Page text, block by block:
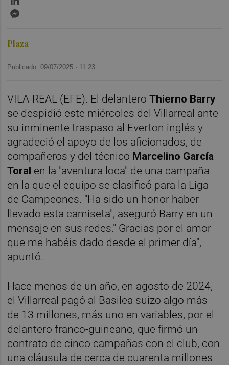
Plaza
Publicado: 09/07/2025 · 11:23
VILA-REAL (EFE). El delanteroThierno Barry
se despidió este miércoles del Villarreal ante
su inminente traspaso al Everton inglés y
agradeció el apoyo de los aficionados, de
compañeros y del técnico Marcelino García
Toral en la "aventura loca" de una campaña
en la que el equipo se clasificó para la Liga
de Campeones. "Ha sido un honor haber
llevado esta camiseta", aseguró Barry en un
mensaje en sus redes." Gracias por el amor
que me habéis dado desde el primer día",
apuntó.
Hace menos de un año, en agosto de 2024,
el Villarreal pagó al Basilea suizo algo más
de 13 millones, más uno en variables, por el
delantero franco-guineano, que firmó un
contrato de cinco campañas con el club, con
una cláusula de cerca de cuarenta millones